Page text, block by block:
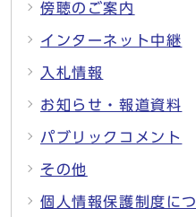
傍聴のご案内
インターネット中継
入札情報
お知らせ・報道資料
パブリックコメント
その他
個人情報保護制度に